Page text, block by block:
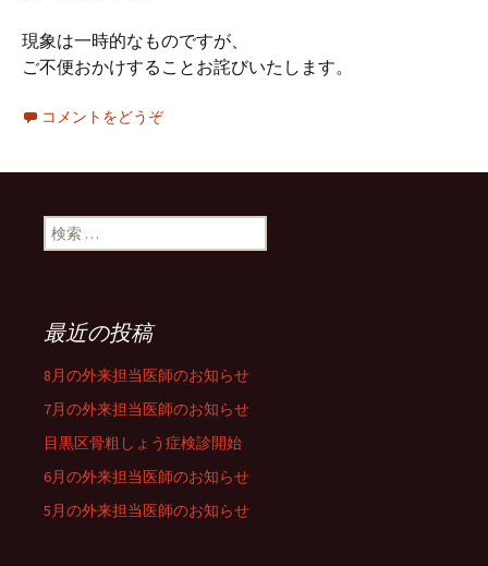
現象は一時的なものですが、
ご不便おかけすることお詫びいたします。
コメントをどうぞ
検
索
最近の投稿
8月の外来担当医師のお知らせ
7月の外来担当医師のお知らせ
目黒区骨粗しょう症検診開始
6月の外来担当医師のお知らせ
5月の外来担当医師のお知らせ